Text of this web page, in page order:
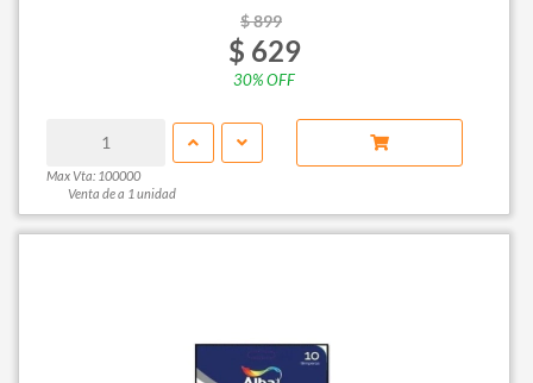
$ 899
$ 629
30% OFF
Max Vta: 100000
Venta de a 1 unidad